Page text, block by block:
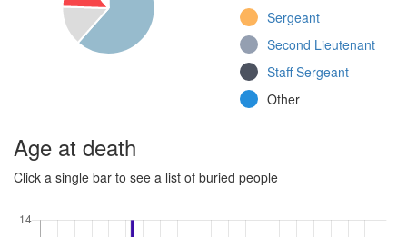
Jalkaväkirykmentti
11, 2. komppania
(Continuation War)
Jalkaväkirykmentti
53, 1 komppania
(Continuation War)
(Continuation War)
(Continuation War)
Sergeant
Second Lieutenant
Staff Sergeant
Other
Age at death
Click a single bar to see a list of buried people